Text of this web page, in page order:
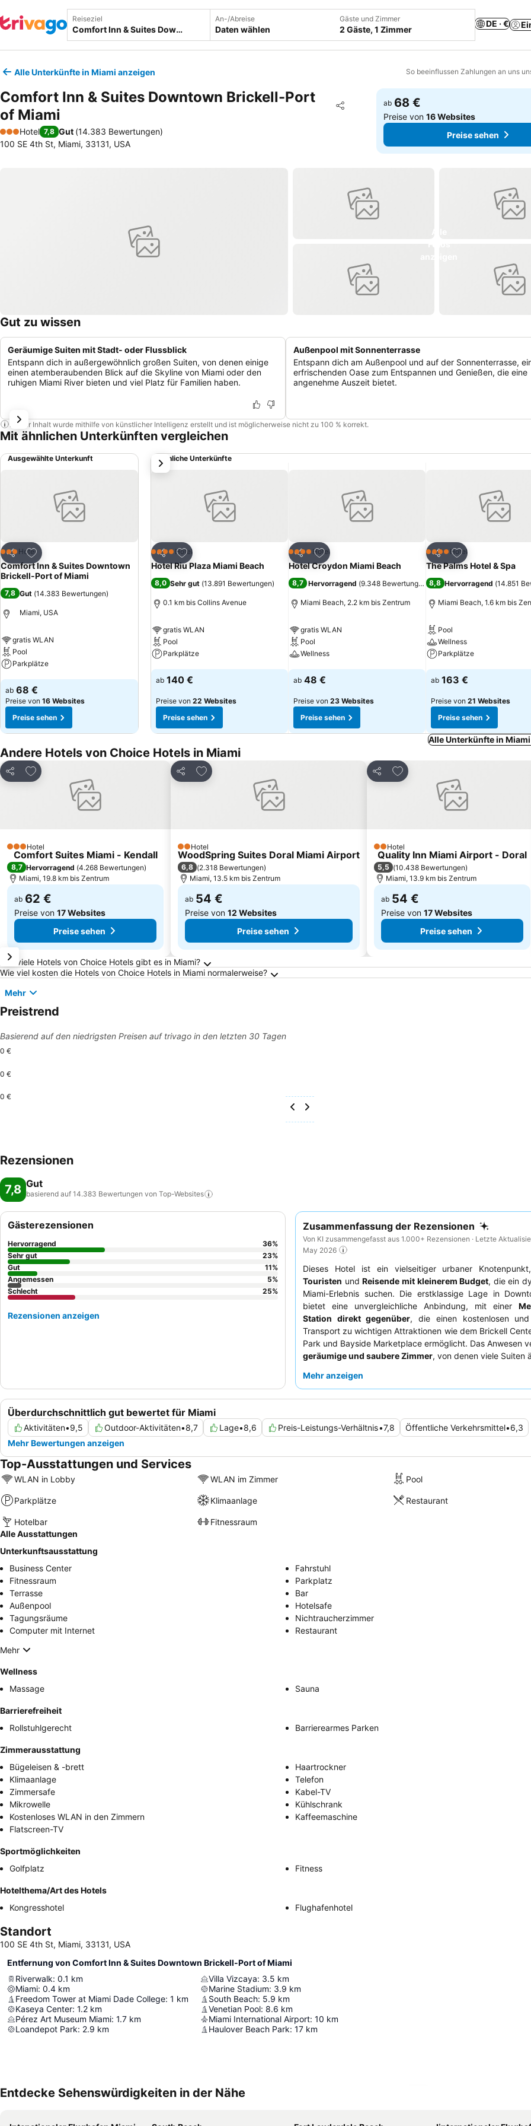
Reiseziel An-/Abreise
Daten wählen
Gäste und Zimmer
2 Gäste, 1 Zimmer
DE · €
Alle Unterkünfte in Miami anzeigen So beeinflussen Zahlungen an uns
Comfort Inn & Suites Downtown Brickell-Port
of Miami
Teilen
Zu Favoriten hinzufügen
3 Sterne
Hotel 7,8 Gut (14.383 Bewertungen)
100 SE 4th St, Miami, 33131, USA
ab 68 €
Preise von16 Websites
Preise sehen
Gut zu wissen
Geräumige Suiten mit Stadt- oder Flussblick
Entspann dich in außergewöhnlich großen Suiten, von denen einige
einen atemberaubenden Blick auf die Skyline von Miami oder den
ruhigen Miami River bieten und viel Platz für Familien haben.
Außenpool mit Sonnenterrasse
Entspann dich am Außenpool und auf der Sonnenterrasse,
erfrischenden Oase zum Entspannen und Genießen, die eine
angenehme Auszeit bietet.
Dieser Inhalt wurde mithilfe von künstlicher Intelligenz erstellt und ist möglicherweise nicht zu 100 % korrekt.
Mit ähnlichen Unterkünften vergleichen
Ausgewählte Unterkunft
Teilen
Zu Favoriten hinzufügen
3 SterneHotel
Comfort Inn & Suites Downtown
Brickell-Port of Miami
7,8 Gut (14.383 Bewertungen)
Miami, USA
gratis WLAN
Pool
Parkplätze
Preise sehen
ab 68 €
Preise von 16 Websites
Preise sehen
Ähnliche Unterkünfte
Teilen
Zu Favoriten hinzufügen
4 SterneHotel
Hotel Riu Plaza Miami Beach
8,0 Sehr gut (13.891 Bewertungen)
0.1 km bis Collins Avenue
gratis WLAN
Pool
Parkplätze
Preise sehen
ab 140 €
Preise von 22 Websites
Preise sehen
Teilen
Zu Favoriten hinzufügen
4 SterneHotel
Hotel Croydon Miami Beach
8,7 Hervorragend (9.348 Bewertungen)
Miami Beach, 2.2 km bis Zentrum
gratis WLAN
Pool
Wellness
Preise sehen
ab 48 €
Preise von 23 Websites
Preise sehen
Teilen
Zu Favoriten
4 SterneHotel
The Palms Hotel & Spa
8,8 Hervorragend (14.851
Miami Beach, 1.6 km bis
Pool
Wellness
Parkplätze
Preise sehen
ab 163 €
Preise von 21 Websites
Preise sehen
weiter
Alle Unterkünfte in
Andere Hotels von Choice Hotels in Miami
Teilen
Zu Favoriten hinzufügen
3 Sterne
Hotel
Comfort Suites Miami - Kendall
8,7 Hervorragend (4.268 Bewertungen)
Miami, 19.8 km bis Zentrum
ab 62 €
Preise von 17 Websites
Preise sehen
Teilen
Zu Favoriten hinzufügen
2 Sterne
Hotel
WoodSpring Suites Doral Miami Airport
6,8 (2.318 Bewertungen)
Miami, 13.5 km bis Zentrum
ab 54 €
Preise von 12 Websites
Preise sehen
Teilen
Zu Favoriten hinzufügen
2 Sterne
Hotel
Quality Inn Miami Airport - Doral
5,5 (10.438 Bewertungen)
Miami, 13.9 km bis Zentrum
ab 54 €
Preise von 17 Websites
Preise sehen
Häufig gestellte Fragen zu Miami
Wie viele Hotels von Choice Hotels gibt es in Miami?
Wie viel kosten die Hotels von Choice Hotels in Miami normalerweise?
Mehr
Preistrend
Basierend auf den niedrigsten Preisen auf trivago in den letzten 30 Tagen
0 €
0 €
0 €
Rezensionen
7,8 Gut
basierend auf 14.383 Bewertungen von Top-Websites
Zusammenfassung der Rezensionen
Von KI zusammengefasst aus 1.000+ Rezensionen · Letzte
May 2026
Dieses Hotel ist ein vielseitiger urbaner
Touristen undReisende mit kleinerem Budget, die ein
Miami-Erlebnis suchen. Die erstklassige Lage in
bietet eine unvergleichliche Anbindung, mit einer
Station direkt gegenüber, die einen kostenlosen und
Transport zu wichtigen Attraktionen wie dem Brickell
Park und Bayside Marketplace ermöglicht. Das Anwesen
geräumige und saubere Zimmer, von denen viele Suiten
durchweg dasfreundliche und zuvorkommende Personal
Erlebnis wird den Gästen empfohlen, ein Zimmer abseits
zu wählen, da es aufgrund des Verkehrs und der
Mehr anzeigen
Überdurchschnittlich gut bewertet für Miami
Aktivitäten•9,5 Outdoor-Aktivitäten•8,7 Lage•8,6 Preis-Leistungs-Verhältnis•7,8 Öffentliche Verkehrsmittel•6,3
Mehr Bewertungen anzeigen
Gästerezensionen
Hervorragend 36%
Sehr gut
23%
Gut
11%
Angemessen
5%
Schlecht
25%
Rezensionen anzeigen
Top-Ausstattungen und Services
WLAN in Lobby WLAN im Zimmer Pool
Parkplätze Klimaanlage Restaurant
Hotelbar
Fitnessraum
Alle Ausstattungen
Unterkunftsausstattung
Business Center
Fahrstuhl
Fitnessraum
Parkplatz
Terrasse
Bar
Außenpool
Hotelsafe
Tagungsräume
Nichtraucherzimmer
Computer mit Internet
Restaurant
Mehr
Wellness
Massage
Sauna
Barrierefreiheit
Rollstuhlgerecht
Barrierearmes Parken
Zimmerausstattung
Bügeleisen & -brett
Haartrockner
Klimaanlage
Telefon
Zimmersafe
Kabel-TV
Mikrowelle
Kühlschrank
Kostenloses WLAN in den Zimmern
Kaffeemaschine
Flatscreen-TV
Sportmöglichkeiten
Golfplatz
Fitness
Hotelthema/Art des Hotels
Kongresshotel
Flughafenhotel
Standort
100 SE 4th St, Miami, 33131, USA
Entfernung von Comfort Inn & Suites Downtown Brickell-Port of Miami
Riverwalk: 0.1 km
Miami: 0.4 km
Freedom Tower at Miami Dade College: 1 km
Kaseya Center: 1.2 km
Pérez Art Museum Miami: 1.7 km
Loandepot Park: 2.9 km
Villa Vizcaya: 3.5 km
Marine Stadium: 3.9 km
South Beach: 5.9 km
Venetian Pool: 8.6 km
Miami International Airport: 10 km
Haulover Beach Park: 17 km
Entdecke Sehenswürdigkeiten in der Nähe